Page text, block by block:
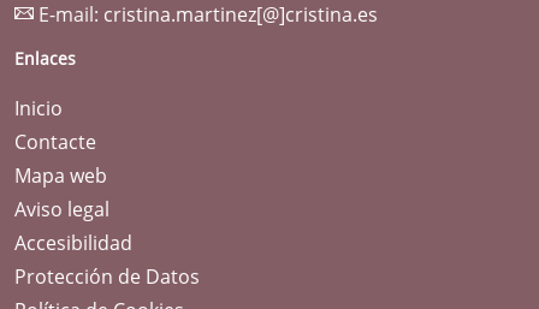
E-mail: cristina.martinez[@]cristina.es
Enlaces
Inicio
Contacte
Mapa web
Aviso legal
Accesibilidad
Protección de Datos